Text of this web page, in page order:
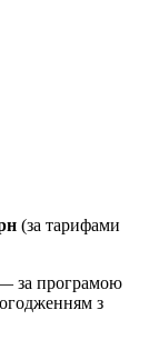
(за тарифами
за програмою
з